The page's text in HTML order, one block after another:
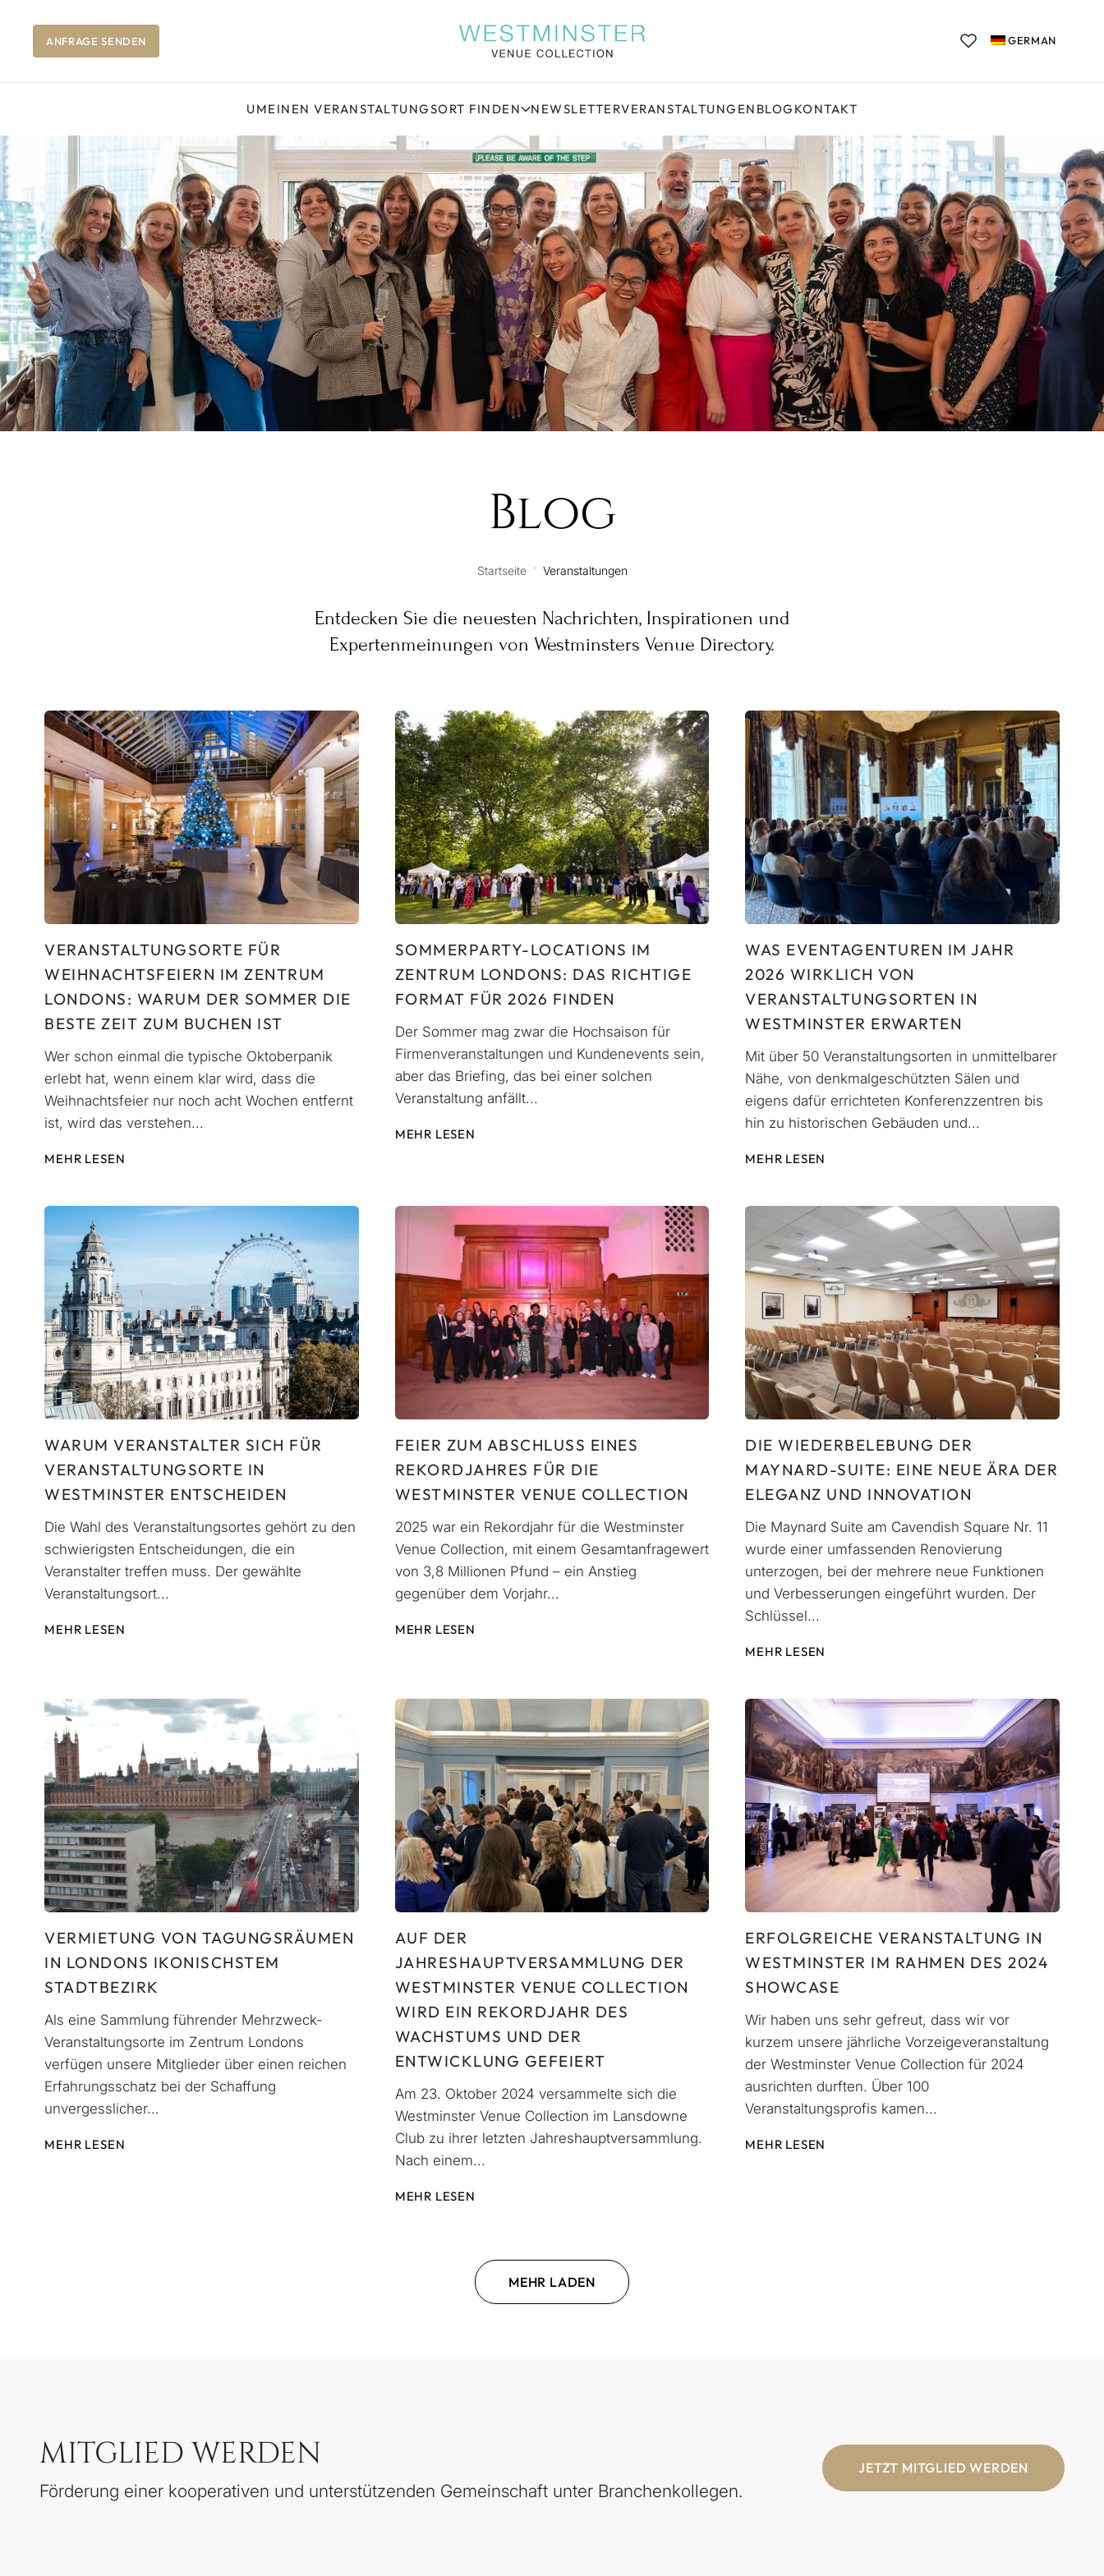
ANFRAGE SENDEN GERMAN
UMEINEN VERANSTALTUNGSORT FINDEN NEWSLETTERVERANSTALTUNGEN BLOG KONTAKT
Blog
Startseite ' Veranstaltungen
Entdecken Sie die neuesten Nachrichten, Inspirationen und
Expertenmeinungen von Westminsters Venue Directory.
VERANSTALTUNGSORTE FÜR
WEIHNACHTSFEIERN IM ZENTRUM
LONDONS: WARUM DER SOMMER DIE
BESTE ZEIT ZUM BUCHEN IST
Wer schon einmal die typische Oktoberpanik
erlebt hat, wenn einem klar wird, dass die
Weihnachtsfeier nur noch acht Wochen entfernt
ist, wird das verstehen...
MEHR LESEN
SOMMERPARTY-LOCATIONS IM
ZENTRUM LONDONS: DAS RICHTIGE
FORMAT FÜR 2026 FINDEN
Der Sommer mag zwar die Hochsaison für
Firmenveranstaltungen und Kundenevents sein,
aber das Briefing, das bei einer solchen
Veranstaltung anfällt...
MEHR LESEN
WAS EVENTAGENTUREN IM JAHR
2026 WIRKLICH VON
VERANSTALTUNGSORTEN IN
WESTMINSTER ERWARTEN
Mit über 50 Veranstaltungsorten in unmittelbarer
Nähe, von denkmalgeschützten Sälen und
eigens dafür errichteten Konferenzzentren bis
hin zu historischen Gebäuden und...
MEHR LESEN
WARUM VERANSTALTER SICH FÜR
VERANSTALTUNGSORTE IN
WESTMINSTER ENTSCHEIDEN
Die Wahl des Veranstaltungsortes gehört zu den
schwierigsten Entscheidungen, die ein
Veranstalter treffen muss. Der gewählte
Veranstaltungsort...
MEHR LESEN
FEIER ZUM ABSCHLUSS EINES
REKORDJAHRES FÜR DIE
WESTMINSTER VENUE COLLECTION
2025 war ein Rekordjahr für die Westminster
Venue Collection, mit einem Gesamtanfragewert
von 3,8 Millionen Pfund – ein Anstieg
gegenüber dem Vorjahr...
MEHR LESEN
DIE WIEDERBELEBUNG DER
MAYNARD-SUITE: EINE NEUE ÄRA DER
ELEGANZ UND INNOVATION
Die Maynard Suite am Cavendish Square Nr. 11
wurde einer umfassenden Renovierung
unterzogen, bei der mehrere neue Funktionen
und Verbesserungen eingeführt wurden. Der
Schlüssel...
MEHR LESEN
VERMIETUNG VON TAGUNGSRÄUMEN
IN LONDONS IKONISCHSTEM
STADTBEZIRK
Als eine Sammlung führender Mehrzweck-
Veranstaltungsorte im Zentrum Londons
verfügen unsere Mitglieder über einen reichen
Erfahrungsschatz bei der Schaffung
unvergesslicher...
MEHR LESEN
AUF DER
JAHRESHAUPTVERSAMMLUNG DER
WESTMINSTER VENUE COLLECTION
WIRD EIN REKORDJAHR DES
WACHSTUMS UND DER
ENTWICKLUNG GEFEIERT
Am 23. Oktober 2024 versammelte sich die
Westminster Venue Collection im Lansdowne
Club zu ihrer letzten Jahreshauptversammlung.
Nach einem...
MEHR LESEN
ERFOLGREICHE VERANSTALTUNG IN
WESTMINSTER IM RAHMEN DES 2024
SHOWCASE
Wir haben uns sehr gefreut, dass wir vor
kurzem unsere jährliche Vorzeigeveranstaltung
der Westminster Venue Collection für 2024
ausrichten durften. Über 100
Veranstaltungsprofis kamen...
MEHR LESEN
MEHR LADEN
MITGLIED WERDEN
Förderung einer kooperativen und unterstützenden Gemeinschaft unter Branchenkollegen.
JETZT MITGLIED WERDEN